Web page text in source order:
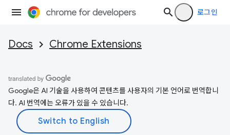
로그인
Docs Chrome Extensions
Google은 AI 기술을 사용하여 콘텐츠를 사용자의 기본 언어로 번역합니
다. AI 번역에는 오류가 있을 수 있습니다.